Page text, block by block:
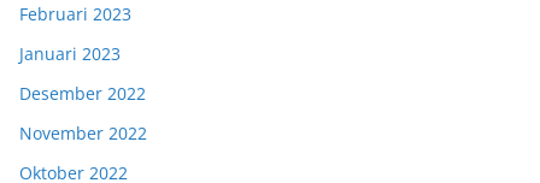
Februari 2023
Januari 2023
Desember 2022
November 2022
Oktober 2022